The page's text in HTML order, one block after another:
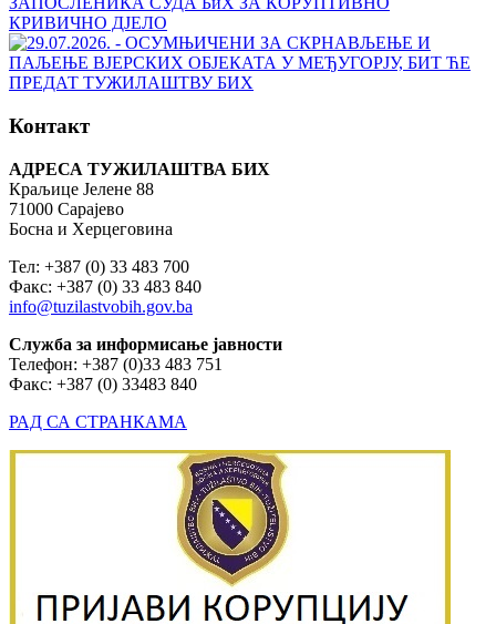
Контакт
АДРЕСА ТУЖИЛАШТВА БИХ
Краљице Јелене 88
71000 Сарајево
Босна и Херцеговина
Тел: +387 (0) 33 483 700
Факс: +387 (0) 33 483 840
info@tuzilastvobih.gov.ba
Служба за информисање јавности
Телефон: +387 (0)33 483 751
Факс: +387 (0) 33483 840
РАД СА СТРАНКАМА